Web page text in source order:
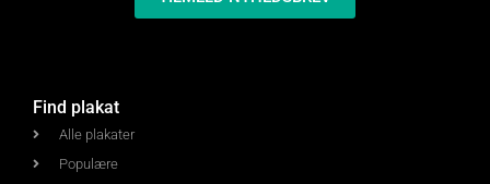
Find plakat
Alle plakater
Populære